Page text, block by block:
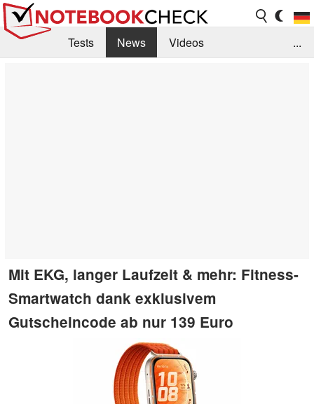
Tests News
Videos
...
Mit EKG, langer Laufzeit & mehr: Fitness-
Smartwatch dank exklusivem
Gutscheincode ab nur 139 Euro